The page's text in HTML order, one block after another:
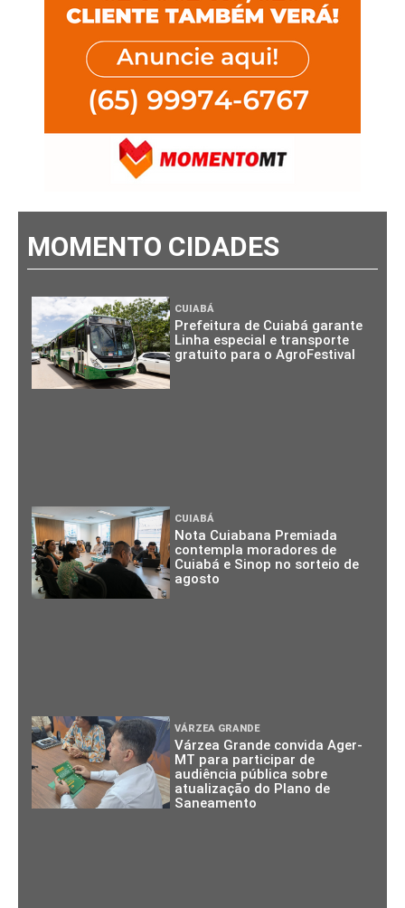
MOMENTO CIDADES
CUIABÁ
Prefeitura de Cuiabá garante
Linha especial e transporte
gratuito para o AgroFestival
CUIABÁ
Nota Cuiabana Premiada
contempla moradores de
Cuiabá e Sinop no sorteio de
agosto
VÁRZEA GRANDE
Várzea Grande convida Ager-
MT para participar de
audiência pública sobre
atualização do Plano de
Saneamento